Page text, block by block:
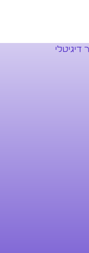
דיגיטלי